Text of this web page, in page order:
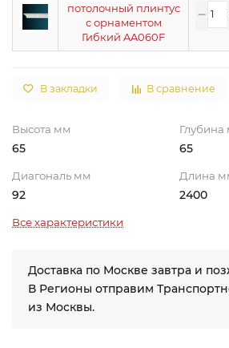
потолочный плинтус
с орнаментом
Гибкий AA060F
В закладки В сравнение
Высота мм
65
Глубина
65
Диагональ мм
92
Длина
2400
Все характеристики
Доставка по Москве завтра и
В Регионы отправим
из Москвы.